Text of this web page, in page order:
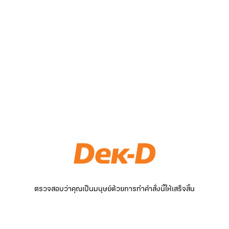
ตรวจสอบว่าคุณเป็นมนุษย์ด้วยการทำคำสั่งนี้ให้เสร็จสิ้น